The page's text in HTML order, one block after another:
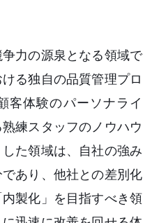
力の源泉となる領域で
る独自の品質管理プロ
客体験のパーソナライ
練スタッフのノウハウ
た領域は、自社の強み
あり、他社との差別化
製化」を目指すべき領